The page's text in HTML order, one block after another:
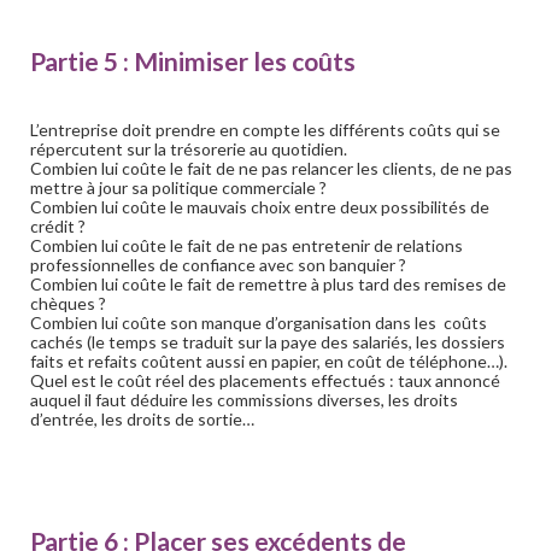
Partie 5 : Minimiser les coûts
L’entreprise doit prendre en compte les différents coûts qui se
répercutent sur la trésorerie au quotidien.
Combien lui coûte le fait de ne pas relancer les clients, de ne pas
mettre à jour sa politique commerciale ?
Combien lui coûte le mauvais choix entre deux possibilités de
crédit ?
Combien lui coûte le fait de ne pas entretenir de relations
professionnelles de confiance avec son banquier ?
Combien lui coûte le fait de remettre à plus tard des remises de
chèques ?
Combien lui coûte son manque d’organisation dans les coûts
cachés (le temps se traduit sur la paye des salariés, les dossiers
faits et refaits coûtent aussi en papier, en coût de téléphone…).
Quel est le coût réel des placements effectués : taux annoncé
auquel il faut déduire les commissions diverses, les droits
d’entrée, les droits de sortie…
Partie 6 : Placer ses excédents de